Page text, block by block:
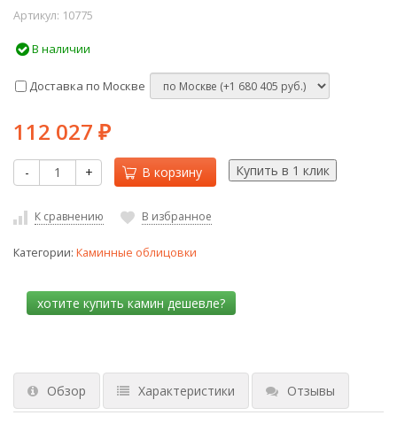
Артикул: 10775
В наличии
Доставка по Москве
112 027 ₽
- + В корзину
К сравнению В избранное
Категории: Каминные облицовки
Обзор Характеристики Отзывы